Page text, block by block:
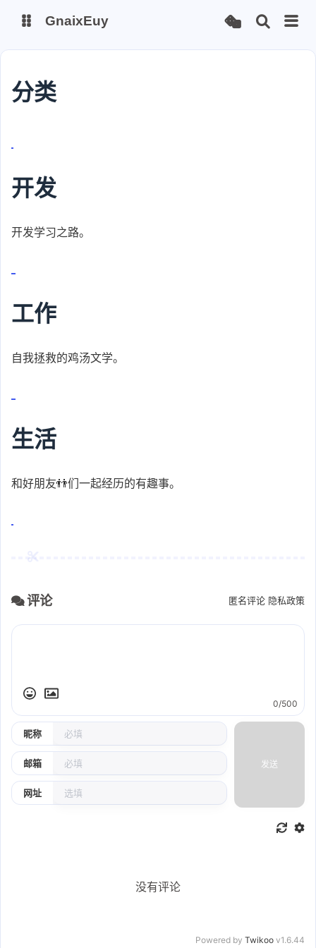
GnaixEuy
分类
开发
开发学习之路。
工作
自我拯救的鸡汤文学。
生活
和好朋友👬们一起经历的有趣事。
评论 匿名评论 隐私政策
昵称
邮箱
网址
0/500
发送
没有评论
Powered by Twikoo v1.6.44